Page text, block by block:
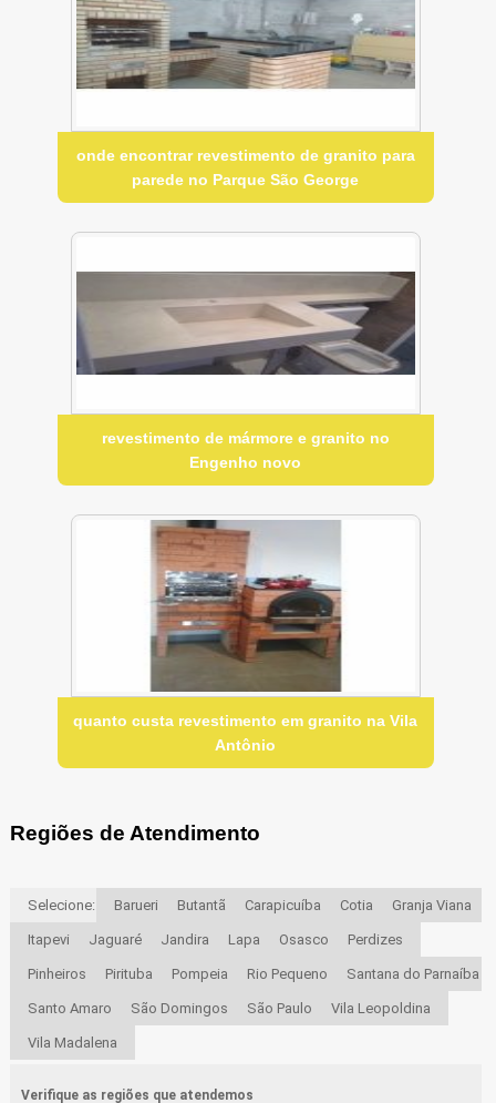
onde encontrar revestimento de granito para
parede no Parque São George
revestimento de mármore e granito no
Engenho novo
quanto custa revestimento em granito na Vila
Antônio
Regiões de Atendimento
Selecione: Barueri Butantã Carapicuíba Cotia Granja Viana
Itapevi Jaguaré Jandira Lapa Osasco Perdizes
Pinheiros Pirituba Pompeia Rio Pequeno Santana do Parnaíba
Santo Amaro São Domingos São Paulo Vila Leopoldina
Vila Madalena
Verifique as regiões que atendemos